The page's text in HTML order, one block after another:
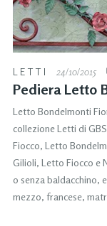
LETTI 24/10/2015
Pediera Letto
Letto Bondelmonti
collezione Letti di
Fiocco, Letto
Gilioli, Letto Fiocco e
o senza baldacchino,
mezzo, francese,